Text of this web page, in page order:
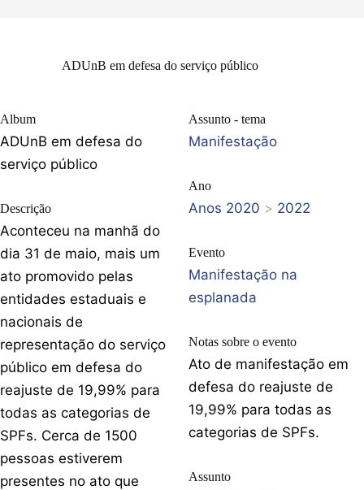
ADUnB em defesa do serviço público
Album
ADUnB em defesa do
serviço público
Descrição
Aconteceu na manhã do
dia 31 de maio, mais um
ato promovido pelas
entidades estaduais e
nacionais de
representação do serviço
público em defesa do
reajuste de 19,99% para
todas as categorias de
SPFs. Cerca de 1500
pessoas estiverem
presentes no ato que
Assunto - tema
Manifestação
Ano
Anos 2020 > 2022
Evento
Manifestação na
esplanada
Notas sobre o evento
Ato de manifestação em
defesa do reajuste de
19,99% para todas as
categorias de SPFs.
Assunto